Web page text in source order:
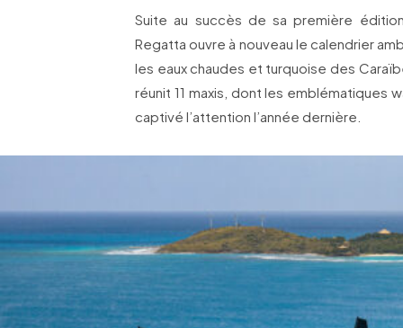
Suite au succès de sa première
Regatta ouvre à nouveau le calendrier
les eaux chaudes et turquoise des
réunit 11 maxis, dont les emblématiques
captivé l’attention l’année dernière.